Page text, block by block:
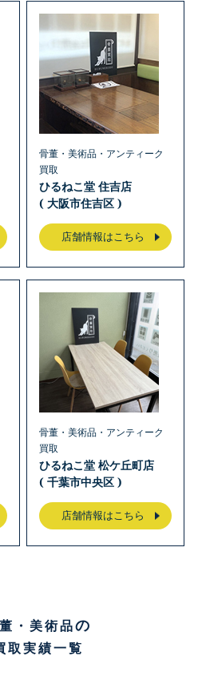
骨董・美術品・アンティーク
買取
ひるねこ堂 住吉店
( 大阪市住吉区 )
店舗情報はこちら
骨董・美術品・アンティーク
買取
ひるねこ堂 松ケ丘町店
( 千葉市中央区 )
店舗情報はこちら
・美術品の
取実績一覧